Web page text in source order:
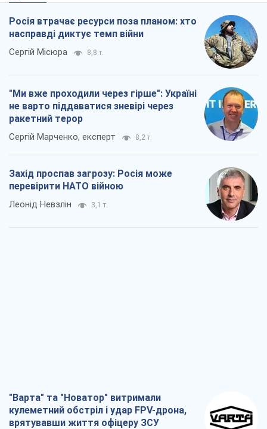
Росія втрачає ресурси поза планом: хто
насправді диктує темп війни
Сергій Місюра 8,8 т.
"Ми вже проходили через гірше": Україні
не варто піддаватися зневірі через
ракетний терор
Сергій Марченко, експерт 8,2 т.
Захід проспав загрозу: Росія може
перевірити НАТО війною
Леонід Невзлін 3,1 т.
"Варта" та "Новатор" витримали
кулеметний обстріл і удар FPV-дрона,
врятувавши життя офіцеру ЗСУ